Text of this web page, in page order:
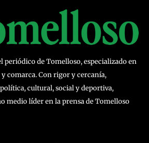
periódico de Tomelloso, especializado en
comarca. Con rigor y cercanía,
cultural, social y deportiva,
medio líder en la prensa de Tomelloso